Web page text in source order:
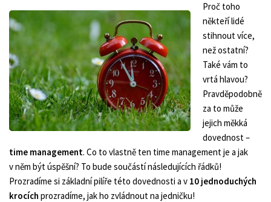
Proč toho
někteří lidé
stihnout více,
než ostatní?
Také vám to
vrtá hlavou?
Pravděpodobně
za to může
jejich měkká
dovednost –
time management. Co to vlastně ten time management je a jak
v něm být úspěšní? To bude součástí následujících řádků!
Prozradíme si základní pilíře této dovednosti a v 10 jednoduchých
krocích prozradíme, jak ho zvládnout na jedničku!